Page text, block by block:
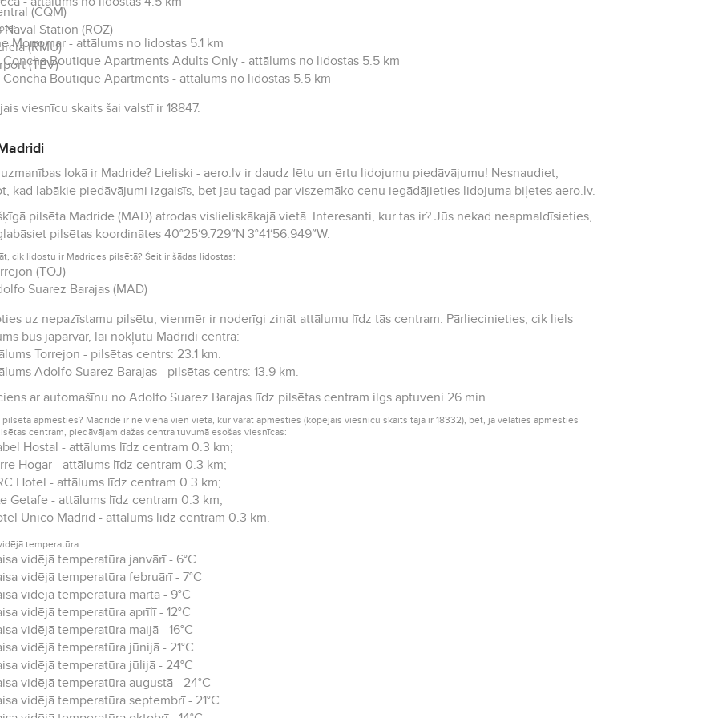
(CQM)
Naval Station (ROZ)
(RMU)
(TEV)
Morromar - attālums no lidostas 5.1 km
Concha Boutique Apartments Adults Only - attālums no lidostas 5.5 km
Concha Boutique Apartments - attālums no lidostas 5.5 km
viesnīcu skaits šai valstī ir 18847.
lokā ir Madride? Lieliski - aero.lv ir daudz lētu un ērtu lidojumu piedāvājumu! Nesnaudiet,
kad labākie piedāvājumi izgaisīs, bet jau tagad par viszemāko cenu iegādājieties lidojuma biļetes aero.lv.
pilsēta Madride (MAD) atrodas vislieliskākajā vietā. Interesanti, kur tas ir? Jūs nekad neapmaldīsieties,
pilsētas koordinātes 40°25′9.729″N 3°41′56.949″W.
cik lidostu ir Madrides pilsētā? Šeit ir šādas lidostas:
(TOJ)
Suarez Barajas (MAD)
uz nepazīstamu pilsētu, vienmēr ir noderīgi zināt attālumu līdz tās centram. Pārliecinieties, cik liels
būs jāpārvar, lai nokļūtu Madridi centrā:
Torrejon - pilsētas centrs: 23.1 km.
Adolfo Suarez Barajas - pilsētas centrs: 13.9 km.
ar automašīnu no Adolfo Suarez Barajas līdz pilsētas centram ilgs aptuveni 26 min.
pilsētā apmesties? Madride ir ne viena vien vieta, kur varat apmesties (kopējais viesnīcu skaits tajā ir 18332), bet, ja vēlaties apmesties
centram, piedāvājam dažas centra tuvumā esošas viesnīcas:
Hostal - attālums līdz centram 0.3 km;
Hogar - attālums līdz centram 0.3 km;
Hotel - attālums līdz centram 0.3 km;
Getafe - attālums līdz centram 0.3 km;
Unico Madrid - attālums līdz centram 0.3 km.
temperatūra
vidējā temperatūra janvārī - 6°C
vidējā temperatūra februārī - 7°C
vidējā temperatūra martā - 9°C
vidējā temperatūra aprīlī - 12°C
vidējā temperatūra maijā - 16°C
vidējā temperatūra jūnijā - 21°C
vidējā temperatūra jūlijā - 24°C
vidējā temperatūra augustā - 24°C
vidējā temperatūra septembrī - 21°C